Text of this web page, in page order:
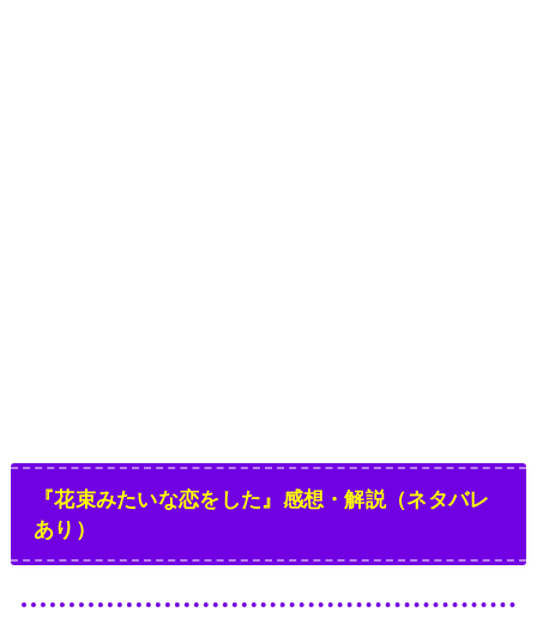
『花束みたいな恋をした』感想・解説（ネタバレ
あり）